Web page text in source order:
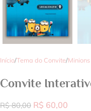
Início/Tema do Convite/Minions
Convite
R$80,00 R$ 60,00